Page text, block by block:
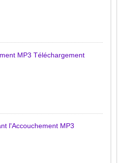
MP3 Téléchargement
l'Accouchement MP3